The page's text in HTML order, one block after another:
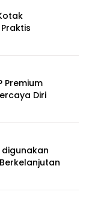
Premium
Diri